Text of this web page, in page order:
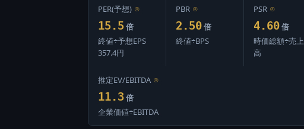
PER(予想) ⊙
15.5 倍
終値÷予想EPS
357.4円
PBR ⊙
2.50 倍
終値÷BPS
PSR ⊙
4.60 倍
時価総額÷売上
高
推定EV/EBITDA ⊙
11.3 倍
企業価値÷EBITDA